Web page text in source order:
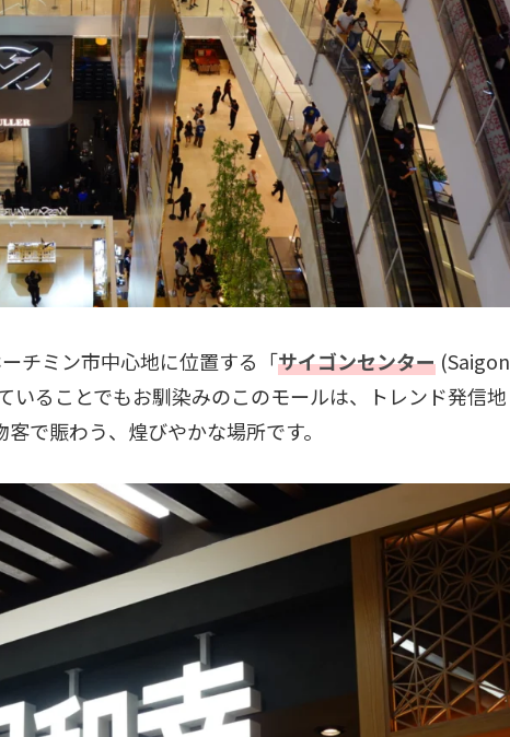
チミン市中心地に位置する「サイゴンセンター (Saigon
ることでもお馴染みのこのモールは、トレンド発信地
で賑わう、煌びやかな場所です。